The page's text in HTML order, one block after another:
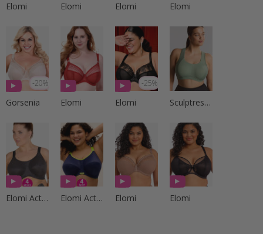
Elomi Elomi Elomi Elomi
-20%
Gorsenia Elomi
-25%
Elomi Sculptresse by Panache
Elomi Active Elomi Active Elomi Elomi